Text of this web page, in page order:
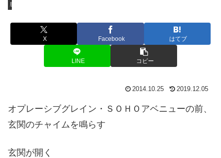
脱構築ファミリー
X Facebook はてブ
LINE コピー
2014.10.25 2019.12.05
オプレーシブグレイン・ＳＯＨＯアベニューの前、
玄関のチャイムを鳴らす
玄関が開く